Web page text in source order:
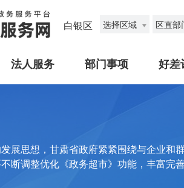
白银区 选择区域 区直部
法人服务 部门事项 好差
展思想，甘肃省政府紧紧围绕与企业
断调整优化《政务超市》功能，丰富完